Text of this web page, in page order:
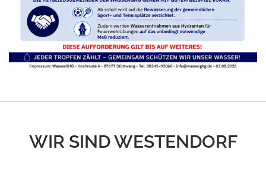
WIR SIND WESTENDORF